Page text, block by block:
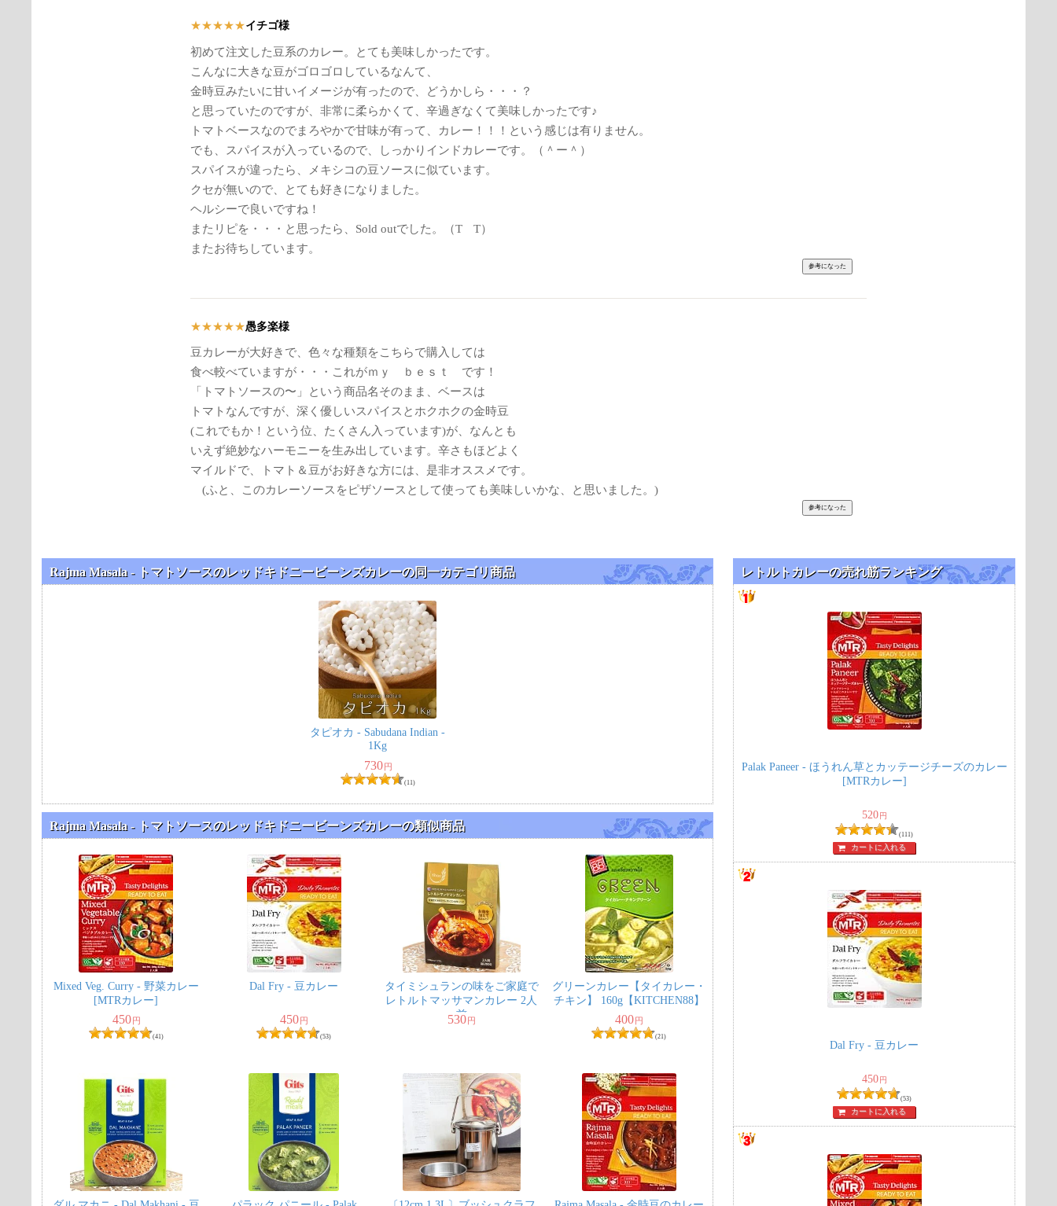
★★★★★イチゴ様
初めて注文した豆系のカレー。とても美味しかったです。
こんなに大きな豆がゴロゴロしているなんて、
金時豆みたいに甘いイメージが有ったので、どうかしら・・・？
と思っていたのですが、非常に柔らかくて、辛過ぎなくて美味しかったです♪
トマトベースなのでまろやかで甘味が有って、カレー！！！という感じは有りません。
でも、スパイスが入っているので、しっかりインドカレーです。（＾ー＾）
スパイスが違ったら、メキシコの豆ソースに似ています。
クセが無いので、とても好きになりました。
ヘルシーで良いですね！
またリピを・・・と思ったら、Sold outでした。（T T）
またお待ちしています。
★★★★★愚多楽様
豆カレーが大好きで、色々な種類をこちらで購入しては
食べ較べていますが・・・これがｍｙ ｂｅｓｔ です！
「トマトソースの〜」という商品名そのまま、ベースは
トマトなんですが、深く優しいスパイスとホクホクの金時豆
(これでもか！という位、たくさん入っています)が、なんとも
いえず絶妙なハーモニーを生み出しています。辛さもほどよく
マイルドで、トマト＆豆がお好きな方には、是非オススメです。
(ふと、このカレーソースをピザソースとして使っても美味しいかな、と思いました。)
Rajma Masala - トマトソースのレッドキドニービーンズカレーの同一カテゴリ商品
タピオカ - Sabudana Indian -
1Kg
730 円
(11)
Rajma Masala - トマトソースのレッドキドニービーンズカレーの類似商品
Mixed Veg. Curry - 野菜カレー
[MTRカレー]
450円
(41)
Dal Fry - 豆カレー
450円
(53)
タイミシュランの味をご家庭で
レトルトマッサマンカレー 2人
前
530円
グリーンカレー【タイカレー・
チキン】 160g【KITCHEN88】
400円
(21)
レトルトカレーの売れ筋ランキング
Palak Paneer - ほうれん草とカッテージチーズのカレー
[MTRカレー]
520円
(111)
カートに入れる
Dal Fry - 豆カレー
450円
(53)
カートに入れる